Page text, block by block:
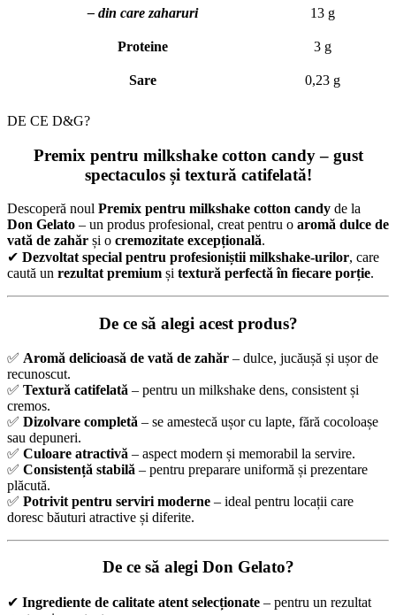
– din care zaharuri 13 g
Proteine 3 g
Sare 0,23 g
DE CE D&G?
Premix pentru milkshake cotton candy– gust
spectaculos și textură catifelată!
Descoperă noul Premix pentru milkshake cotton candy de la
Don Gelato – un produs profesional, creat pentru o aromă dulce de
vată de zahăr și o cremozitate excepțională.
✔ Dezvoltat special pentru profesioniștii milkshake-urilor, care
caută un rezultat premium și textură perfectă în fiecare porție.
De ce să alegi acest produs?
✅ Aromă delicioasă de vată de zahăr – dulce, jucăușă și ușor de
recunoscut.
✅ Textură catifelată – pentru un milkshake dens, consistent și
cremos.
✅ Dizolvare completă – se amestecă ușor cu lapte, fără cocoloașe
sau depuneri.
✅ Culoare atractivă – aspect modern și memorabil la servire.
✅ Consistență stabilă – pentru preparare uniformă și prezentare
plăcută.
✅ Potrivit pentru serviri moderne – ideal pentru locații care
doresc băuturi atractive și diferite.
De ce să alegi Don Gelato?
✔ Ingrediente de calitate atent selecționate – pentru un rezultat